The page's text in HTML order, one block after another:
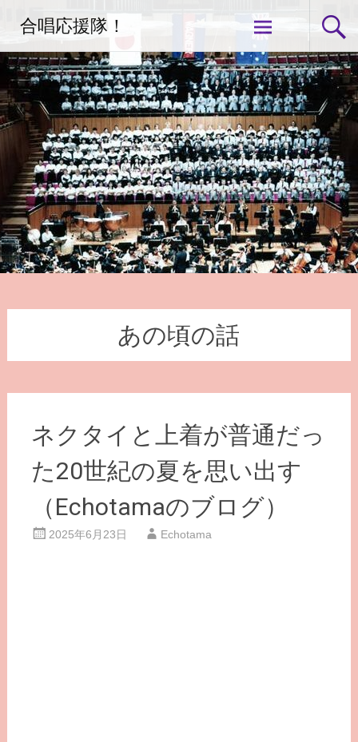
ン
ツ
へ
ス
合唱応援隊！
あの頃の話
ネクタイと上着が普通だっ
た20世紀の夏を思い出す
（Echotamaのブログ）
2025年6月23日 Echotama